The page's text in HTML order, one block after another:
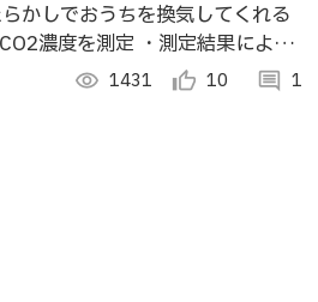
かしでおうちを換気してくれる
濃度を測定 ・測定結果により
On/Off ・集中力アップとコロナ
visibility 1431 thumb_up_alt 10 comment 1